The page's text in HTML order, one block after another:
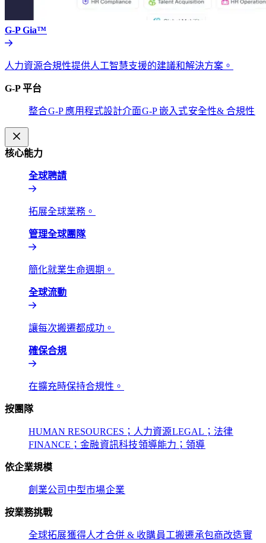
G-P Gia™​​
人力資源合規性提供人工智慧支援的建議和解決方案。​​
G-P 平台​​
整合​​G-P 應用程式設計介面​​G-P 嵌入式​​安全性& 合規性​​
核心能力​​
全球聘請​​
拓展全球業務。​​
管理全球團隊​​
簡化就業生命週期。​​
全球流動​​
讓每次搬遷都成功。​​
確保合規​​
在擴充時保持合規性。​​
按團隊​​
HUMAN RESOURCES；人力資源​​LEGAL；法律​​
FINANCE；金融​​資訊科技​​領導能力；領導​​
依企業規模​​
創業公司​​ 中型市場​​企業​​
按業務挑戰​​
全球拓展​​獲得人才​​合併 & 收購​​員工搬遷​​承包商改造​​實